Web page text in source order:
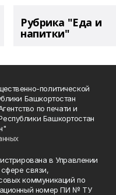
Рубрика "Еда и
напитки"
политической
Башкортостан
по печати и
Башкортостан
в Управлении
связи,
коммуникаций по
номер ПИ № ТУ